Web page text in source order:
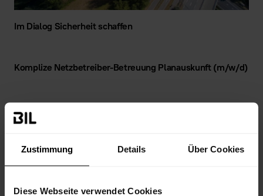
Zustimmung Details Über Cookies
Diese Webseite verwendet Cookies
Im Dialog Sicherheit schaffen
Komplize Netzbetreiber-Betreuung Planauskunft (m/w/d)